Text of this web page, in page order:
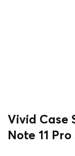
Vivid Case
Note 11